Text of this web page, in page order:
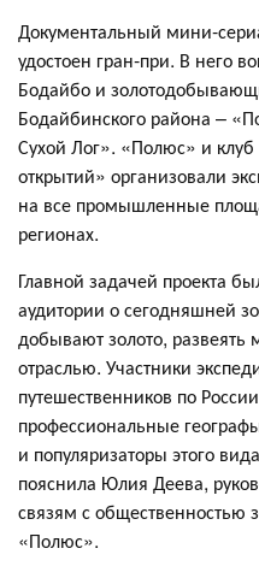
Документальный мини-
удостоен гран-при. В него
Бодайбо и
Бодайбинского района –
Сухой Лог». «Полюс» и
открытий» организовали
на все промышленные
регионах.
Главной задачей проекта
аудитории о сегодняшней
добывают золото,
отраслью. Участники
путешественников по
профессиональные
и популяризаторы этого
пояснила Юлия Деева,
связям с
«Полюс».